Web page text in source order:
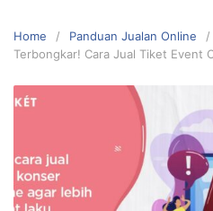
Home
Panduan Jualan Online
Terbongkar! Cara Jual Tiket Event